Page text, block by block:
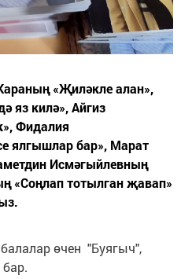
«Җиләкле алан»,
яз килә», Айгиз
Фидалия
ялгышлар бар», Марат
Исмәгыйлевның
«Соңлап тотылган җавап»
өчен "Буягыч",